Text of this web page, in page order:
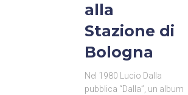
alla
Stazione di
Bologna
Nel 1980 Lucio Dalla
pubblica “Dalla”, un album